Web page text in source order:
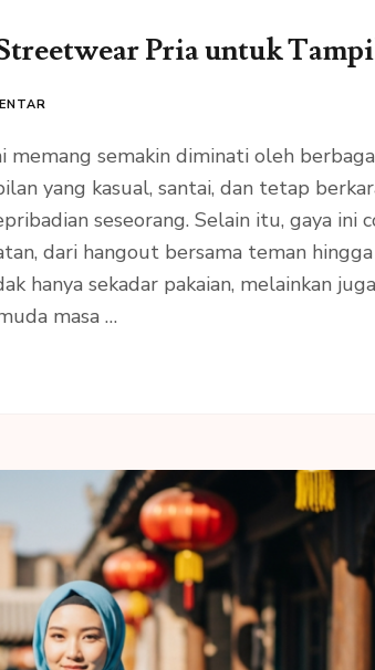
Pria untuk
semakin diminati oleh
yang kasual, santai, dan tetap
seseorang. Selain itu, gaya ini
dari hangout bersama teman hingga
hanya sekadar pakaian, melainkan
masa …